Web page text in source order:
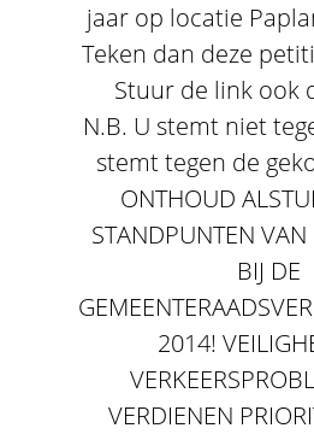
jaar op locatie
Teken dan deze
Stuur de link ook
N.B. U stemt niet
stemt tegen de
ONTHOUD
STANDPUNTEN VAN
BIJ DE
2014!
VERDIENEN